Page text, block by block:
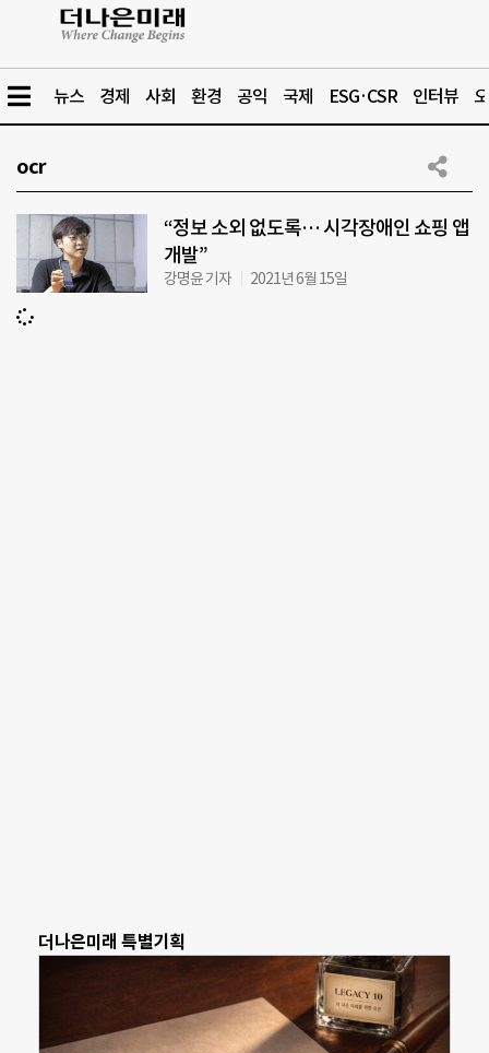
뉴스 경제 사회 환경 공익 국제 ESG·CSR 인터뷰
ocr
“정보 소외 없도록… 시각장애인 쇼핑 앱
개발”
강명윤 기자 2021년 6월 15일
더나은미래 특별기획